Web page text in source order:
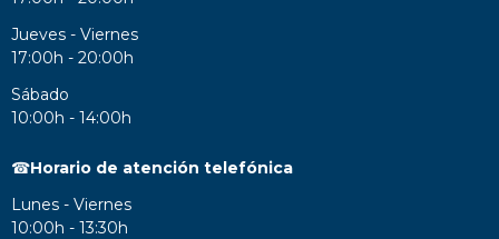
Jueves - Viernes
17:00h - 20:00h
Sábado
10:00h - 14:00h
☎Horario de atención telefónica
Lunes - Viernes
10:00h - 13:30h